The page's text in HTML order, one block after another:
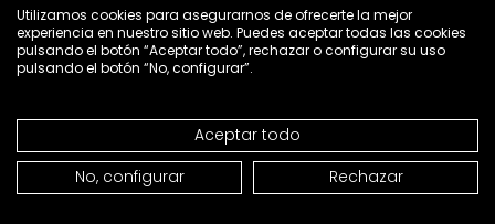
Utilizamos cookies para asegurarnos de ofrecerte la mejor
experiencia en nuestro sitio web. Puedes aceptar todas las cookies
pulsando el botón “Aceptar todo”, rechazar o configurar su uso
pulsando el botón “No, configurar”.
Aceptar todo
No, configurar
Rechazar